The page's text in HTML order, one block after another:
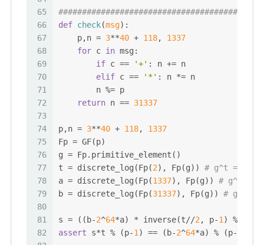
65
66
67
68
69
70
71
72
73
74
75
76
77
78
79
80
81
82
def check(msg):
    p,n =
3**40 + 118, 1337
for c in msg:
if c == '+' : n += n
elif c == '*' : n *= n
        n %= p
return n == 31337
p,n = 3**40 + 118, 1337
Fp = GF(p)
g = Fp.primitive_element()
t = discrete_log(Fp(2), Fp(g)) # g^t = 2
a = discrete_log(Fp(1337), Fp(g)) # g^a =
b = discrete_log(Fp(31337), Fp(g)) # g^b =
s = ((b-2^64*a) * inverse(t//2 , p-1 ) % (p-
assert s*t % (p-1 ) == (b-2^64*a) % (p-